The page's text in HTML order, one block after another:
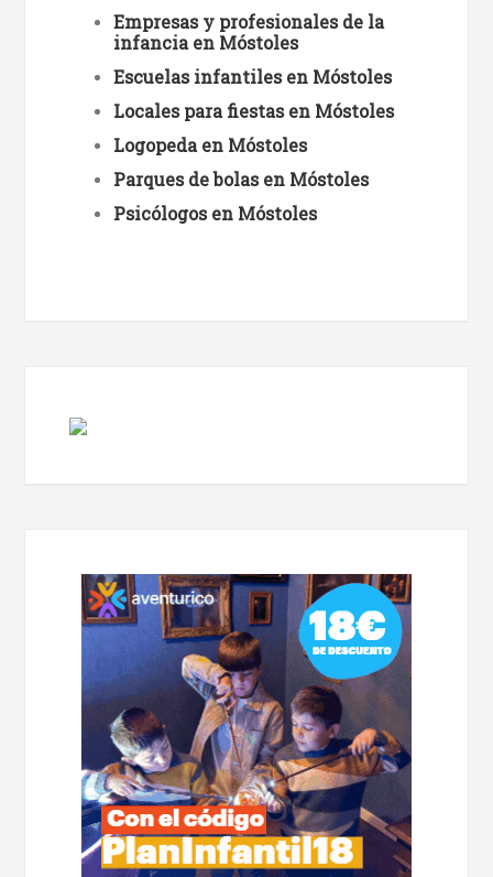
Empresas y profesionales de la
infancia en Móstoles
Escuelas infantiles en Móstoles
Locales para fiestas en Móstoles
Logopeda en Móstoles
Parques de bolas en Móstoles
Psicólogos en Móstoles